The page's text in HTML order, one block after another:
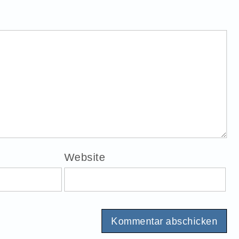
Website